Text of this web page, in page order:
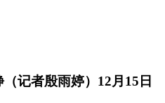
记者殷雨婷）12月15日